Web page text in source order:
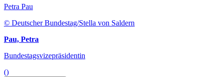
Petra Pau
© Deutscher Bundestag/Stella von Saldern
Pau, Petra
Bundestagsvizepräsidentin
()